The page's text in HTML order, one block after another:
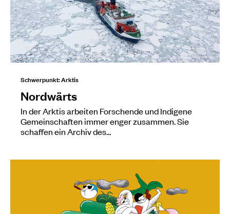
Schwerpunkt: Arktis
Nordwärts
In der Arktis arbeiten Forschende und Indigene
Gemeinschaften immer enger zusammen. Sie
schaffen ein Archiv des…